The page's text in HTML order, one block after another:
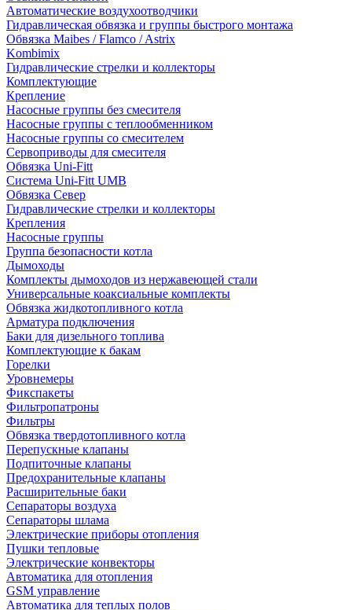
Автоматические воздухоотводчики
Гидравлическая обвязка и группы быстрого монтажа
Обвязка Maibes / Flamco / Astrix
Kombimix
Гидравлические стрелки и коллекторы
Комплектующие
Крепление
Насосные группы без смесителя
Насосные группы с теплообменником
Насосные группы со смесителем
Сервоприводы для смесителя
Обвязка Uni-Fitt
Система Uni-Fitt UMB
Обвязка Север
Гидравлические стрелки и коллекторы
Крепления
Насосные группы
Группа безопасности котла
Дымоходы
Комплекты дымоходов из нержавеющей стали
Универсальные коаксиальные комплекты
Обвязка жидкотопливного котла
Арматура подключения
Баки для дизельного топлива
Комплектующие к бакам
Горелки
Уровнемеры
Фикспакеты
Фильтропатроны
Фильтры
Обвязка твердотопливного котла
Перепускные клапаны
Подпиточные клапаны
Предохранительные клапаны
Расширительные баки
Сепараторы воздуха
Сепараторы шлама
Электрические приборы отопления
Пушки тепловые
Электрические конвекторы
Автоматика для отопления
GSM управление
Автоматика для теплых полов